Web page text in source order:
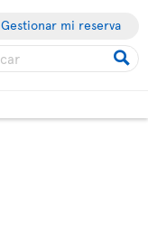
Gestionar mi reserva